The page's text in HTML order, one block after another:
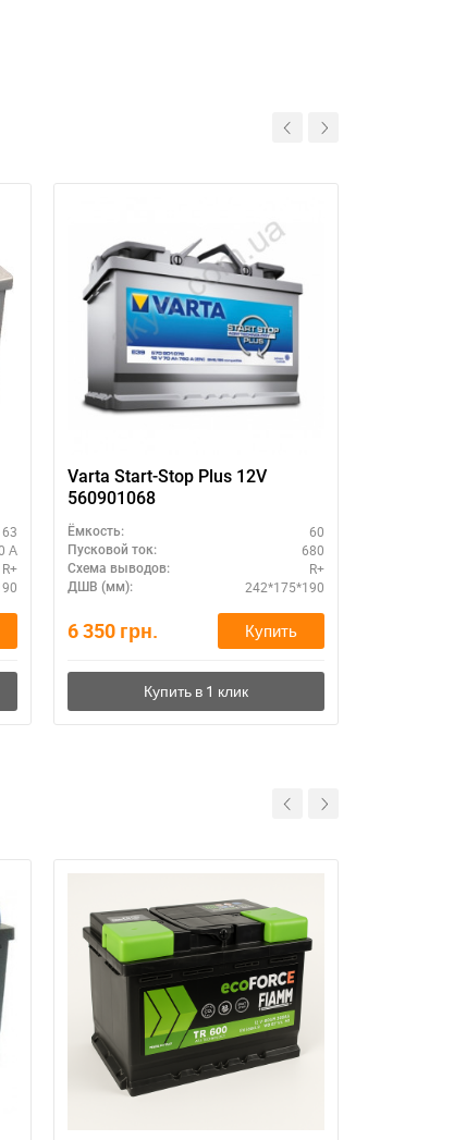
63
А
R+
Varta Start-Stop Plus 12V
560901068
Ёмкость: 60
Пусковой ток: 680
Схема выводов: R+
ДШВ (мм): 242*175*190
6 350 грн. Купить